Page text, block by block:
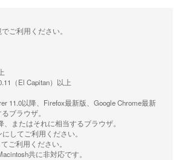
ご利用ください。
（El Capitan）以上
11.0以降、Firefox最新版、Google Chrome最新
ブラウザ。
、またはそれに相当するブラウザ。
してご利用ください。
ご利用ください。
共に非対応です。